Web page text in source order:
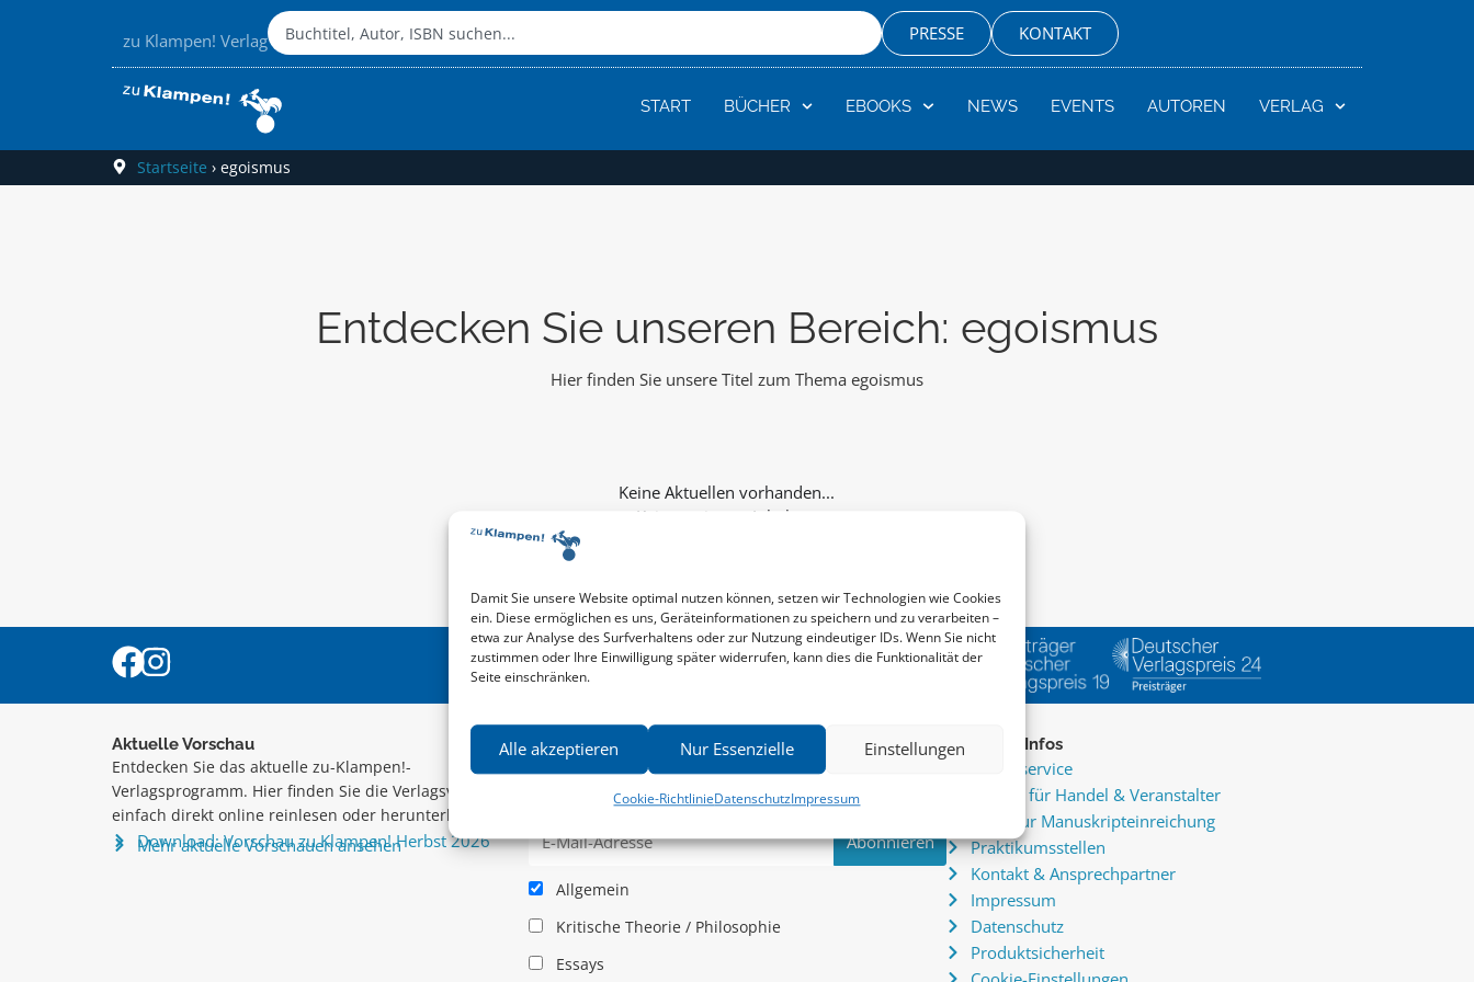
Damit Sie unsere Website optimal nutzen können, setzen wir Technologien wie Cookies
ein. Diese ermöglichen es uns, Geräteinformationen zu speichern und zu verarbeiten –
etwa zur Analyse des Surfverhaltens oder zur Nutzung eindeutiger IDs. Wenn Sie nicht
zustimmen oder Ihre Einwilligung später widerrufen, kann dies die Funktionalität der
Seite einschränken.
Alle akzeptieren Nur Essenzielle Einstellungen
Cookie-RichtlinieDatenschutzImpressum
zu Klampen! Verlag PRESSE KONTAKT
START BÜCHER EBOOKS NEWS EVENTS AUTOREN VERLAG
Startseite › egoismus
Entdecken Sie unseren Bereich: egoismus
Hier finden Sie unsere Titel zum Thema egoismus
Keine weiteren Inhalte...
Aktuelle Vorschau
Entdecken Sie das aktuelle zu-Klampen!-
Verlagsprogramm. Hier finden Sie die Verlagsvorschau –
einfach direkt online reinlesen oder herunterladen.
Download: Vorschau zu Klampen! Herbst 2026
Mehr aktuelle Vorschauen ansehen
Newsletter
News zu aktuellen Neuheiten und Nachrichten im zu
Klampen! Verlag – jederzeit wieder abbestellbar.
Allgemein
Kritische Theorie / Philosophie
Essays
Service & Infos
Presseservice
Service für Handel & Veranstalter
Infos zur Manuskripteinreichung
Praktikumsstellen
Kontakt & Ansprechpartner
Impressum
Datenschutz
Produktsicherheit